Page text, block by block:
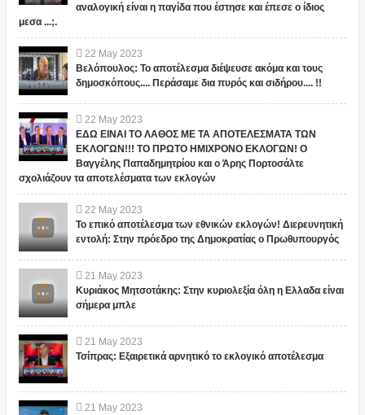
αναλογική είναι η παγίδα που έστησε και έπεσε ο ίδιος
μεσα ...;.
22 May 2023
Βελόπουλος: Το αποτέλεσμα διέψευσε ακόμα και τους
δημοσκόπους.... Περάσαμε δια πυρός και σιδήρου.... !!
22 May 2023
ΕΔΩ ΕΙΝΑΙ ΤΟ ΛΑΘΟΣ ΜΕ ΤΑ ΑΠΟΤΕΛΕΣΜΑΤΑ ΤΩΝ
ΕΚΛΟΓΩΝ!!! ΤΟ ΠΡΩΤΟ ΗΜΙΧΡΟΝΟ ΕΚΛΟΓΩΝ! Ο
Βαγγέλης Παπαδημητρίου και ο Άρης Πορτοσάλτε
σχολιάζουν τα αποτελέσματα των εκλογών
22 May 2023
Το επικό αποτέλεσμα των εθνικών εκλογών! Διερευνητική
εντολή: Στην πρόεδρο της Δημοκρατίας ο Πρωθυπουργός
21 May 2023
Κυριάκος Μητσοτάκης: Στην κυριολεξία όλη η Ελλαδα είναι
σήμερα μπλε
21 May 2023
Τσίπρας: Εξαιρετικά αρνητικό το εκλογικό αποτέλεσμα
21 May 2023